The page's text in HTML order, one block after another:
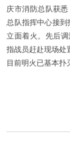
庆市消防总队获
总队指挥中心接
立面着火。先后
指战员赶赴现场处
目前明火已基本扑